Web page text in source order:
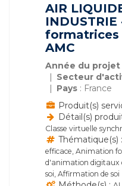
AIR
formatrices
AMC
Année du projet
Secteur
Pays : France
Produit(s)
Détail(s)
Classe virtuelle
Thématique(s) :
efficace, Animation
d'animation digitaux
soi, Affirmation de soi